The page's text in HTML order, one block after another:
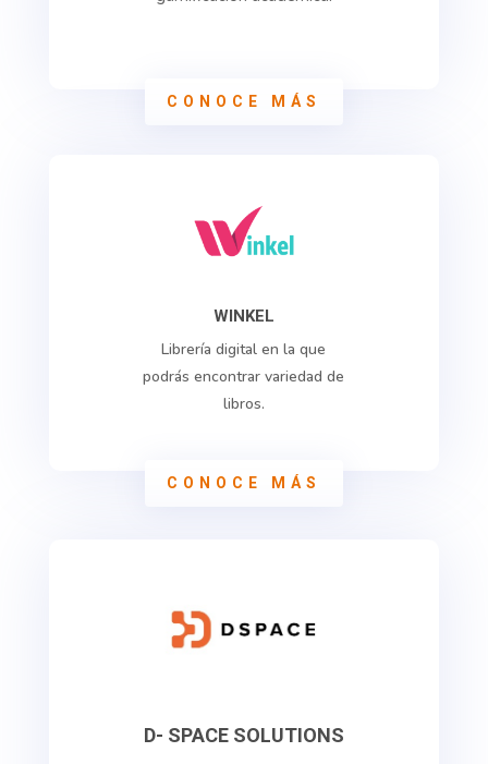
CONOCE MÁS
WINKEL
Librería digital en la que
podrás encontrar variedad de
libros.
CONOCE MÁS
D- SPACE SOLUTIONS